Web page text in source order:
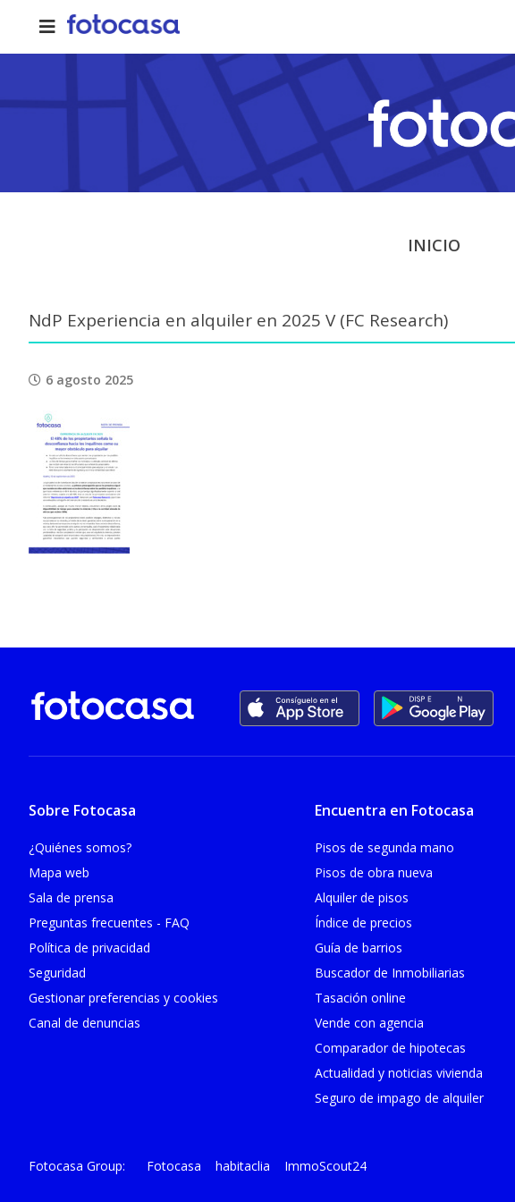
content
INICIO
NdP Experiencia en alquiler en 2025 V (FC Research)
6 agosto 2025
Sobre Fotocasa
¿Quiénes somos?
Mapa web
Sala de prensa
Preguntas frecuentes - FAQ
Política de privacidad
Seguridad
Gestionar preferencias y cookies
Canal de denuncias
Encuentra en Fotocasa
Pisos de segunda mano
Pisos de obra nueva
Alquiler de pisos
Índice de precios
Guía de barrios
Buscador de Inmobiliarias
Tasación online
Vende con agencia
Comparador de hipotecas
Actualidad y noticias vivienda
Seguro de impago de alquiler
Fotocasa Group Fotocasa habitaclia ImmoScout24